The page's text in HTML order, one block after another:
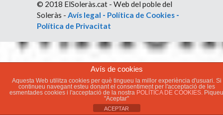
© 2018 ElSoleràs.cat - Web del poble del
Soleràs - Avís legal - Política de Cookies -
Política de Privacitat
Avís de cookies
Aquesta Web utilitza cookies per què tingueu la millor experiència d'usuari. Si
continueu navegant esteu donant el consentiment per l'acceptació de les
esmentades cookies i l'acceptació de la nostra POLÍTICA DE COOKIES. Piqueu
"Aceptar"
ACEPTAR